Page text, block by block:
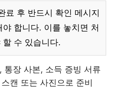
료 후 반드시 확인 메시지
합니다. 이를 놓치면 처
할 수 있습니다.
통장 사본, 소득 증빙 서류
캔 또는 사진으로 준비